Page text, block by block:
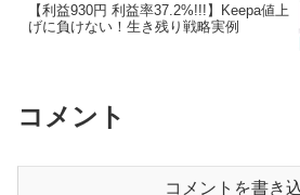
【利益930円 利益率37.2%!!!】Keepa値上
げに負けない！生き残り戦略実例
コメント
コメントを書き